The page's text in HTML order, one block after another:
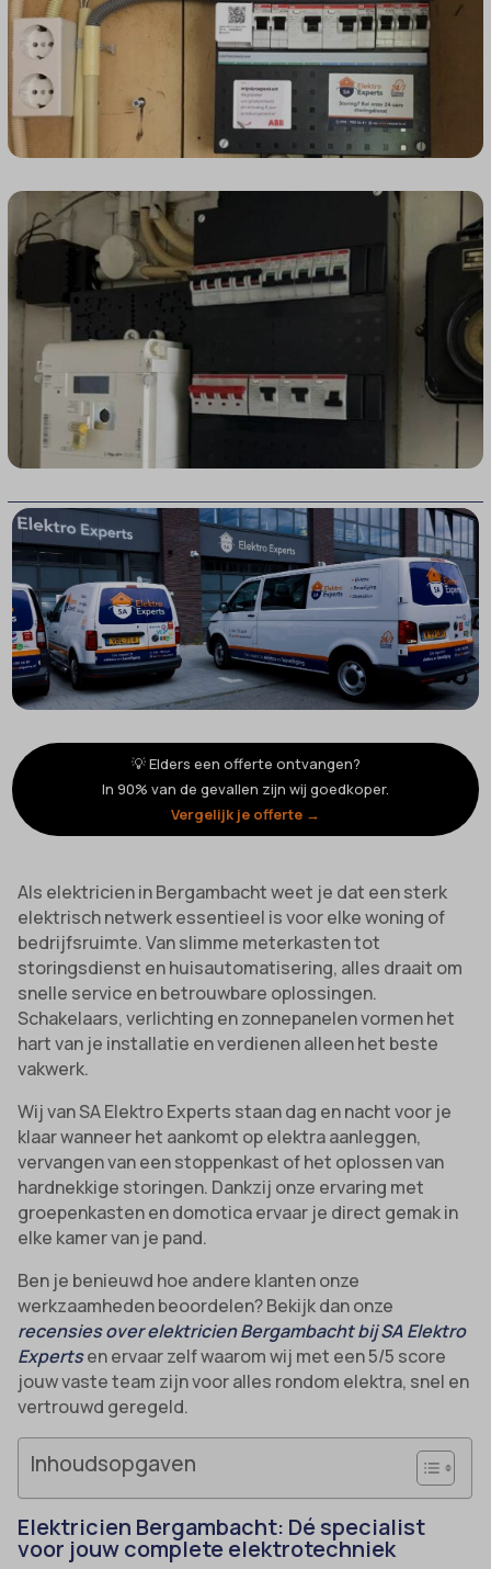
💡 Elders een offerte ontvangen?
In 90% van de gevallen zijn wij goedkoper.
Vergelijk je offerte →
Als elektricien in Bergambacht weet je dat een sterk
elektrisch netwerk essentieel is voor elke woning of
bedrijfsruimte. Van slimme meterkasten tot
storingsdienst en huisautomatisering, alles draait om
snelle service en betrouwbare oplossingen.
Schakelaars, verlichting en zonnepanelen vormen het
hart van je installatie en verdienen alleen het beste
vakwerk.
Wij van SA Elektro Experts staan dag en nacht voor je
klaar wanneer het aankomt op elektra aanleggen,
vervangen van een stoppenkast of het oplossen van
hardnekkige storingen. Dankzij onze ervaring met
groepenkasten en domotica ervaar je direct gemak in
elke kamer van je pand.
Ben je benieuwd hoe andere klanten onze
werkzaamheden beoordelen? Bekijk dan onze
recensies over elektricien Bergambacht bij SA Elektro
Expertsen ervaar zelf waarom wij met een 5/5 score
jouw vaste team zijn voor alles rondom elektra, snel en
vertrouwd geregeld.
Inhoudsopgaven
Elektricien Bergambacht: Dé specialist
voor jouw complete elektrotechniek